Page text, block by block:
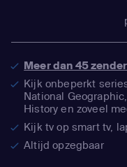
Meer dan 45
Kijk onbeperkt
National Geographic,
History en zoveel
Kijk tv op smart tv,
Altijd opzegbaar